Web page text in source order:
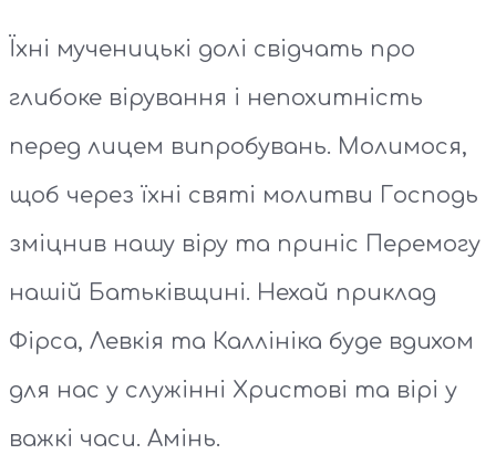
Їхні мученицькі долі свідчать про
глибоке вірування і непохитність
перед лицем випробувань. Молимося,
щоб через їхні святі молитви Господь
зміцнив нашу віру та приніс Перемогу
нашій Батьківщині. Нехай приклад
Фірса, Левкія та Каллініка буде вдихом
для нас у служінні Христові та вірі у
важкі часи. Амінь.